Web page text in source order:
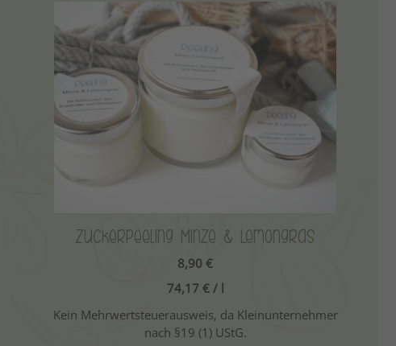
Zuckerpeeling Minze & Lemongras
8,90€
74,17 €/ l
Kein Mehrwertsteuerausweis, da Kleinunternehmer
nach §19 (1) UStG.
Produkt
weist
mehrere
Varianten
auf.
Die
Produktseite